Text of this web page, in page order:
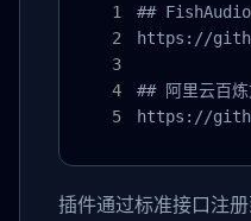
## FishAudio
https://
## 阿里云百
https://
插件通过标准接口注